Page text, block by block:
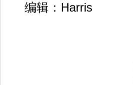
编辑：Harris